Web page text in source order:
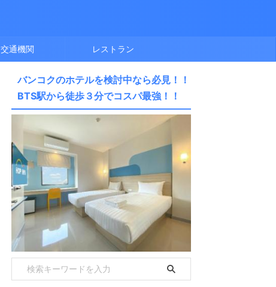
交通機関 レストラン
バンコクのホテルを検討中なら必見！！
BTS駅から徒歩３分でコスパ最強！！